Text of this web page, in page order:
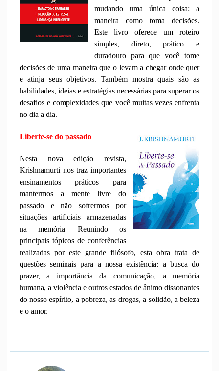
mudando uma única coisa: a
maneira como toma decisões.
Este livro oferece um roteiro
simples, direto, prático e
duradouro para que você tome
decisões de uma maneira que o levam a chegar onde quer
e atinja seus objetivos. Também mostra quais são as
habilidades, ideias e estratégias necessárias para superar os
desafios e complexidades que você muitas vezes enfrenta
no dia a dia.
Liberte-se do passado
Nesta nova edição revista,
Krishnamurti nos traz importantes
ensinamentos práticos para
mantermos a mente livre do
passado e não sofrermos por
situações artificiais armazenadas
na memória. Reunindo os
principais tópicos de conferências
realizadas por este grande filósofo, esta obra trata de
questões seminais para a nossa existência: a busca do
prazer, a importância da comunicação, a memória
humana, a violência e outros estados de ânimo dissonantes
do nosso espírito, a pobreza, as drogas, a solidão, a beleza
e o amor.